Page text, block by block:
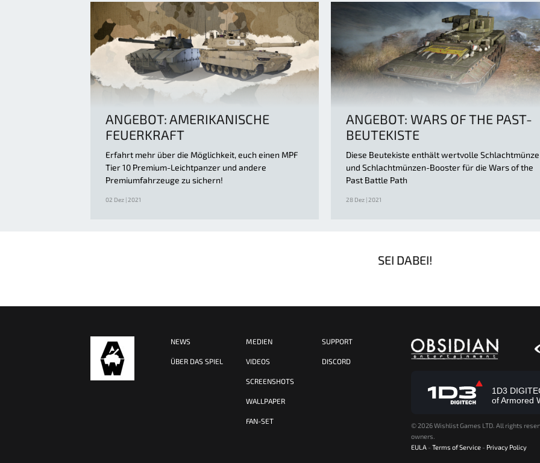
ANGEBOT: AMERIKANISCHE
FEUERKRAFT
Erfahrt mehr über die Möglichkeit, euch einen MPF
Tier 10 Premium-Leichtpanzer und andere
Premiumfahrzeuge zu sichern!
02 Dez | 2021
ANGEBOT: WARS OF THE PAST-
BEUTEKISTE
Diese Beutekiste enthält wertvolle
und Schlachtmünzen-Booster für die Wars of the
Past Battle Path
28 Dez | 2021
SEI DABEI!
NEWS
ÜBER DAS SPIEL
MEDIEN
VIDEOS
SCREENSHOTS
WALLPAPER
FAN-SET
SUPPORT
DISCORD
1D3
of Armored
© 2026 Wishlist Games LTD. All rights
owners.
EULA - Terms of Service - Privacy Policy